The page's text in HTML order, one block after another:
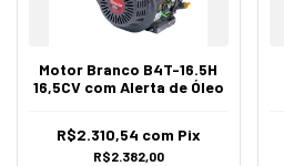
Motor Branco B4T-16.5H
16,5CV com Alerta de Óleo
R$2.382,00
R$2.310,54 com Pix